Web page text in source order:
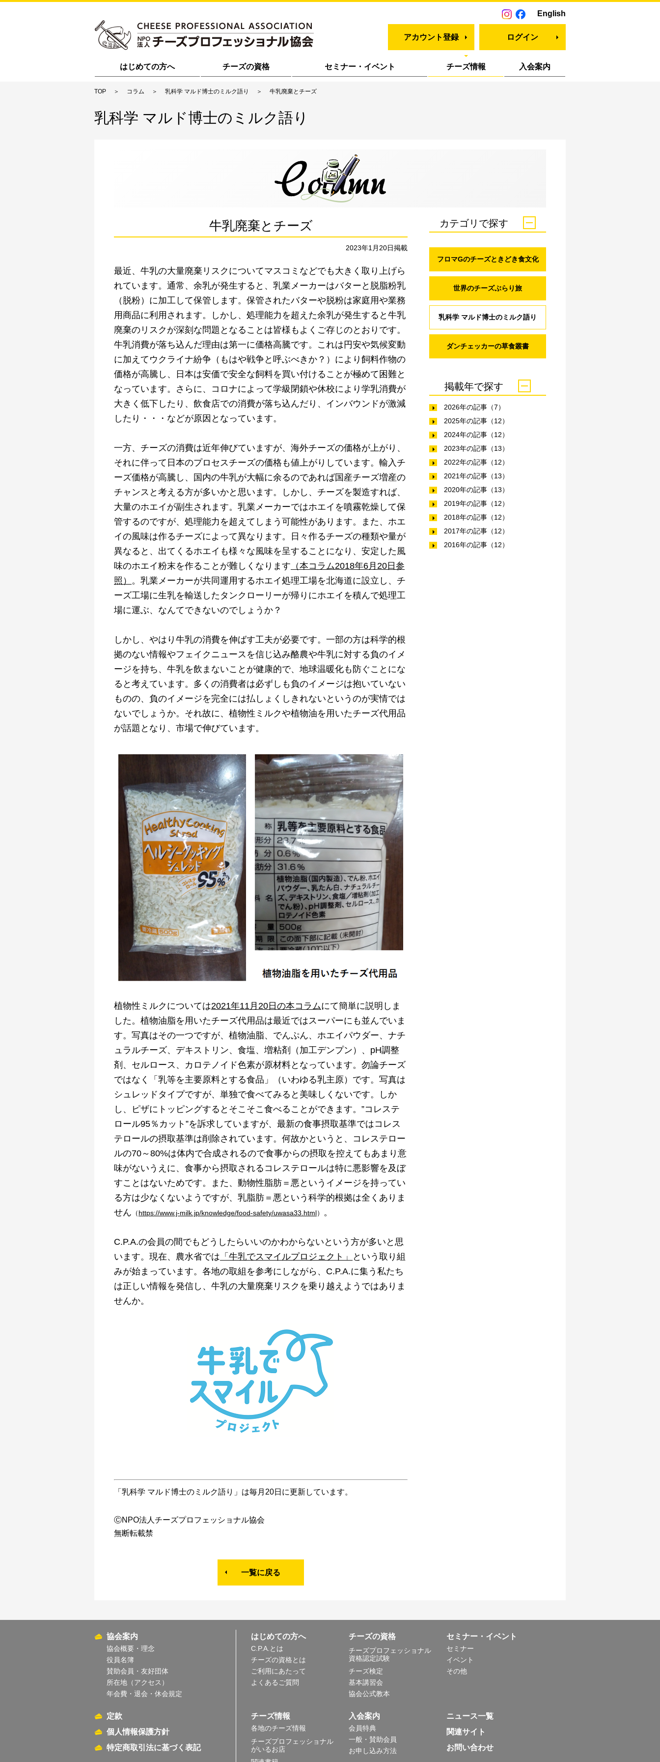
English
アカウント登録 ログイン
はじめての方へ チーズの資格 セミナー・イベント チーズ情報 入会案内
TOP コラム 乳科学 マルド博士のミルク語り 牛乳廃棄とチーズ
乳科学 マルド博士のミルク語り
牛乳廃棄とチーズ
2023年1月20日掲載
最近、牛乳の大量廃棄リスクについてマスコミなどでも大きく取り上げら
れています。通常、余乳が発生すると、乳業メーカーはバターと脱脂粉乳
（脱粉）に加工して保管します。保管されたバターや脱粉は家庭用や業務
用商品に利用されます。しかし、処理能力を超えた余乳が発生すると牛乳
廃棄のリスクが深刻な問題となることは皆様もよくご存じのとおりです。
牛乳消費が落ち込んだ理由は第一に価格高騰です。これは円安や気候変動
に加えてウクライナ紛争（もはや戦争と呼ぶべきか？）により飼料作物の
価格が高騰し、日本は安価で安全な飼料を買い付けることが極めて困難と
なっています。さらに、コロナによって学級閉鎖や休校により学乳消費が
大きく低下したり、飲食店での消費が落ち込んだり、インバウンドが激減
したり・・・などが原因となっています。
一方、チーズの消費は近年伸びていますが、海外チーズの価格が上がり、
それに伴って日本のプロセスチーズの価格も値上がりしています。輸入チ
ーズ価格が高騰し、国内の牛乳が大幅に余るのであれば国産チーズ増産の
チャンスと考える方が多いかと思います。しかし、チーズを製造すれば、
大量のホエイが副生されます。乳業メーカーではホエイを噴霧乾燥して保
管するのですが、処理能力を超えてしまう可能性があります。また、ホエ
イの風味は作るチーズによって異なります。日々作るチーズの種類や量が
異なると、出てくるホエイも様々な風味を呈することになり、安定した風
味のホエイ粉末を作ることが難しくなります （本コラム2018年6月20日参
照） 。乳業メーカーが共同運用するホエイ処理工場を北海道に設立し、チ
ーズ工場に生乳を輸送したタンクローリーが帰りにホエイを積んで処理工
場に運ぶ、なんてできないのでしょうか？
しかし、やはり牛乳の消費を伸ばす工夫が必要です。一部の方は科学的根
拠のない情報やフェイクニュースを信じ込み酪農や牛乳に対する負のイメ
ージを持ち、牛乳を飲まないことが健康的で、地球温暖化も防ぐことにな
ると考えています。多くの消費者は必ずしも負のイメージは抱いていない
ものの、負のイメージを完全には払しょくしきれないというのが実情では
ないでしょうか。それ故に、植物性ミルクや植物油を用いたチーズ代用品
が話題となり、市場で伸びています。
植物性ミルクについては2021年11月20日の本コラムにて簡単に説明しま
した。植物油脂を用いたチーズ代用品は最近ではスーパーにも並んでいま
す。写真はその一つですが、植物油脂、でんぷん、ホエイパウダー、ナチ
ュラルチーズ、デキストリン、食塩、増粘剤（加工デンプン）、pH調整
剤、セルロース、カロテノイド色素が原材料となっています。勿論チーズ
ではなく「乳等を主要原料とする食品」（いわゆる乳主原）です。写真は
シュレッドタイプですが、単独で食べてみると美味しくないです。しか
し、ピザにトッピングするとそこそこ食べることができます。”コレステ
ロール95％カット”を訴求していますが、最新の食事摂取基準ではコレス
テロールの摂取基準は削除されています。何故かというと、コレステロー
ルの70～80%は体内で合成されるので食事からの摂取を控えてもあまり意
味がないうえに、食事から摂取されるコレステロールは特に悪影響を及ぼ
すことはないためです。また、動物性脂肪＝悪というイメージを持ってい
る方は少なくないようですが、乳脂肪＝悪という科学的根拠は全くありま
せん （https://www.j-milk.jp/knowledge/food-safety/uwasa33.html） 。
C.P.A.の会員の間でもどうしたらいいのかわからないという方が多いと思
います。現在、農水省では 「牛乳でスマイルプロジェクト」
という取り組
みが始まっています。各地の取組を参考にしながら、C.P.A.に集う私たち
は正しい情報を発信し、牛乳の大量廃棄リスクを乗り越えようではありま
せんか。
「乳科学 マルド博士のミルク語り」は毎月20日に更新しています。
ⒸNPO法人チーズプロフェッショナル協会
無断転載禁
一覧に戻る
カテゴリで探す
フロマGのチーズときどき食文化
世界のチーズぶらり旅
乳科学 マルド博士のミルク語り
ダンチェッカーの草食叢書
掲載年で探す
2026年の記事（7）
2025年の記事（12）
2024年の記事（12）
2023年の記事（13）
2022年の記事（12）
2021年の記事（13）
2020年の記事（13）
2019年の記事（12）
2018年の記事（12）
2017年の記事（12）
2016年の記事（12）
協会案内
協会概要・理念
役員名簿
賛助会員・友好団体
所在地（アクセス）
年会費・退会・休会規定
定款
個人情報保護方針
特定商取引法に基づく表記
はじめての方へ
C.P.A.とは
チーズの資格とは
ご利用にあたって
よくあるご質問
チーズの資格
チーズプロフェッショナル
資格認定試験
チーズ検定
基本講習会
協会公式教本
セミナー・イベント
セミナー
イベント
その他
チーズ情報
各地のチーズ情報
チーズプロフェッショナル
がいるお店
入会案内
会員特典
一般・賛助会員
お申し込み方法
ニュース一覧
関連サイト
お問い合わせ